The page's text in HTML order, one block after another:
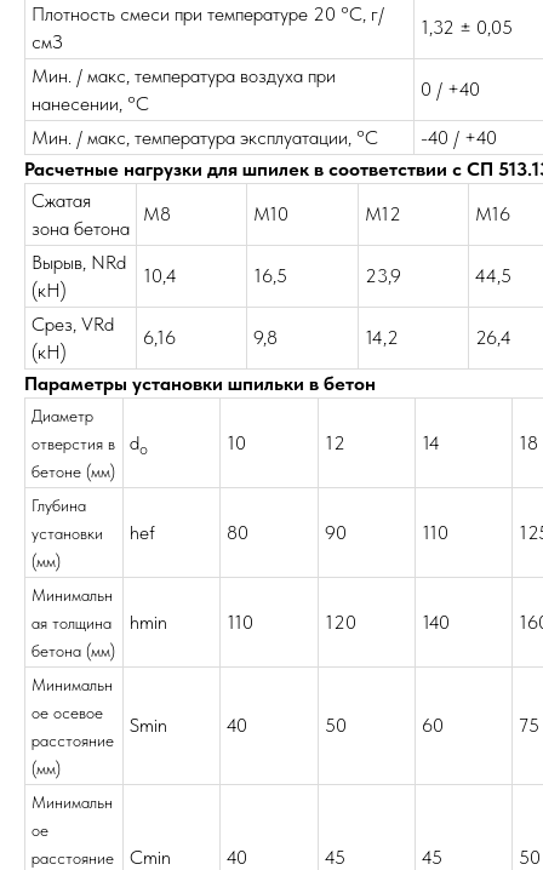
Плотность смеси при температуре 20 °С, г/
смЗ
1,32 ± 0,05
Мин. / макс, температура воздуха при
нанесении, °С
0 / +40
Мин. / макс, температура эксплуатации, °С
-40 / +40
Расчетные нагрузки для шпилек в соответствии с СП
Сжатая
зона бетона
M8 M10 M12 M16
Вырыв, NRd
(кН)
10,4 16,5 23,9 44,5
Срез, VRd
(кН)
6,16 9,8 14,2
26,4
Параметры установки шпильки в бетон
Диаметр
отверстия в
бетоне (мм)
do 10 12 14 18
Глубина
установки
(мм)
hef 80 90 110
Минимальн
ая толщина
бетона (мм)
hmin 110 120 140
Минимальн
ое осевое
расстояние
(мм)
Smin 40 50 60 75
Минимальн
ое
расстояние
Cmin 40 45 45 50